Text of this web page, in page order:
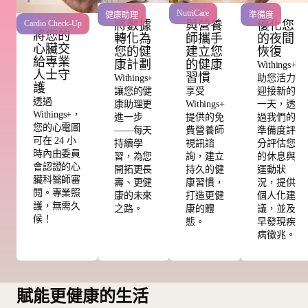
Cardio Check-Up
將您的
心臟交
給專業
人士守
護
透過
Withings+，
您的心電圖
可在 24 小
時內由委員
會認證的心
臟科醫師審
閱。專業照
護，無需久
候！
健康助理
將數據
轉化為
您的健
康計劃
Withings+
讓您的健
康助理更
進一步
——每天
持續學
習，為您
開拓更長
壽、更健
康的未來
之路。
NutriCare
與營養
師攜手
建立您
的健康
習慣
享受
Withings+
提供的免
費營養師
視訊諮
詢，建立
持久的健
康習慣，
打造更健
康的體
態。
準備度
優化您
的夜間
恢復
Withings+
助您活力
迎接新的
一天，透
過我們的
準備度評
分評估您
的休息與
運動狀
況，提供
個人化建
議，並及
早發現疾
病徵兆。
賦能更健康的生活